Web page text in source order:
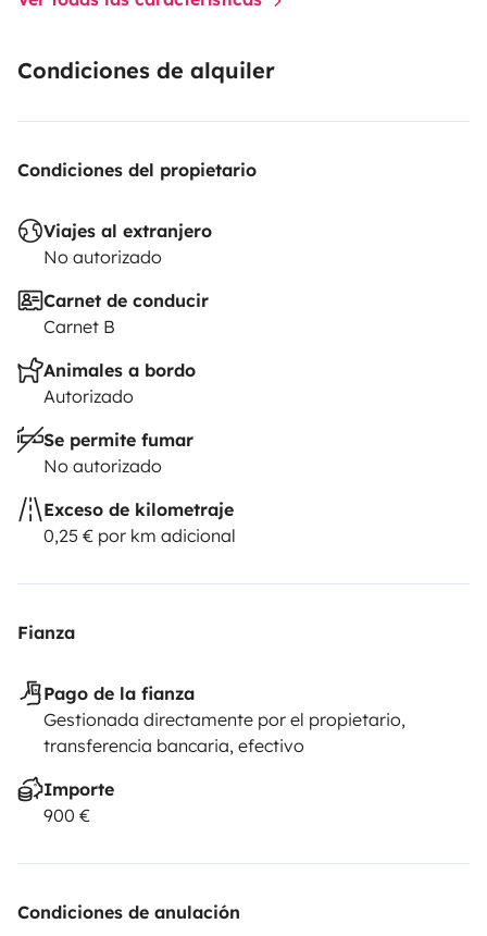
Condiciones de alquiler
Condiciones del propietario
Viajes al extranjero
No autorizado
Carnet de conducir
Carnet B
Animales a bordo
Autorizado
Se permite fumar
No autorizado
Exceso de kilometraje
0,25 € por km adicional
Fianza
Pago de la fianza
Gestionada directamente por el propietario,
transferencia bancaria, efectivo
Importe
900 €
Condiciones de anulación